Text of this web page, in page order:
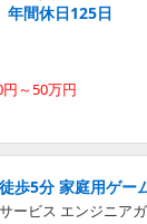
年間休日125日
～50万円
歩5分 家庭用ゲー
ービス エンジニア